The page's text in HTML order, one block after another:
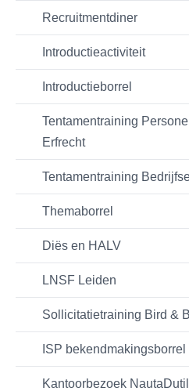
Recruitmentdiner
Introductieactiviteit
Introductieborrel
Tentamentraining
Erfrecht
Tentamentraining
Themaborrel
Diës en HALV
LNSF Leiden
Sollicitatietraining Bird &
ISP bekendmakingsborrel
Kantoorbezoek